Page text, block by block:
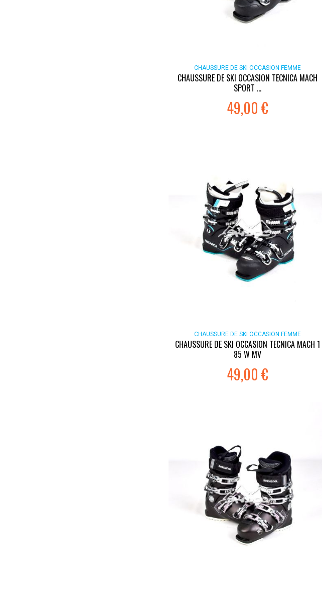
CHAUSSURE DE SKI OCCASION FEMME
CHAUSSURE DE SKI OCCASION TECNICA MACH
SPORT ...
49,00 €
CHAUSSURE DE SKI OCCASION FEMME
CHAUSSURE DE SKI OCCASION TECNICA MACH 1
85 W MV
49,00 €